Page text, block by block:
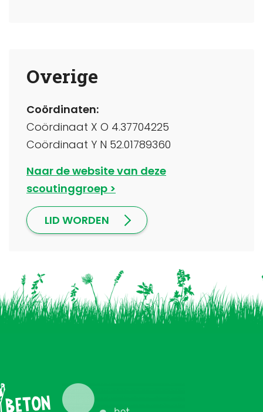
Overige
Coördinaten:
Coördinaat X O 4.37704225
Coördinaat Y N 52.01789360
Naar de website van deze
scoutinggroep
LID WORDEN